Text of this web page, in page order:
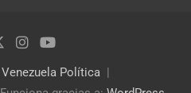
Venezuela Política